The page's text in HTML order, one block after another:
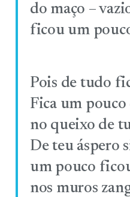
do maço –
ficou um
Pois de tudo
Fica um
no queixo de
De teu áspero
um pouco
nos muros